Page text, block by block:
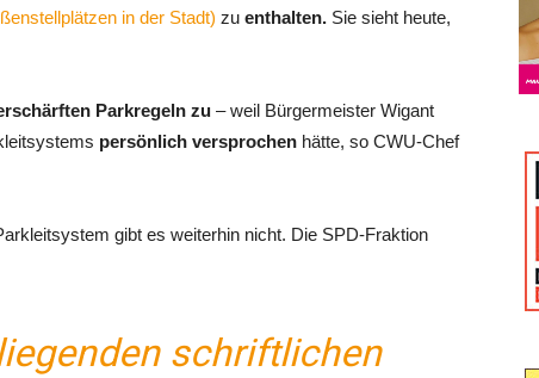
in der Stadt) zu enthalten. Sie sieht heute,
Parkregeln zu – weil Bürgermeister Wigant
persönlich versprochen hätte, so CWU-Chef
gibt es weiterhin nicht. Die SPD-Fraktion
schriftlichen